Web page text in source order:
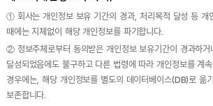
① 회사는 개인정보 보유 기간의 경과, 처리목적 달성 등 개
때에는 지체없이 해당 개인정보를 파기합니다.
② 정보주체로부터 동의받은 개인정보 보유기간이 경과하거
달성되었음에도 불구하고 다른 법령에 따라 개인정보를 계
경우에는, 해당 개인정보를 별도의 데이터베이스(DB)로 옮
보존합니다.